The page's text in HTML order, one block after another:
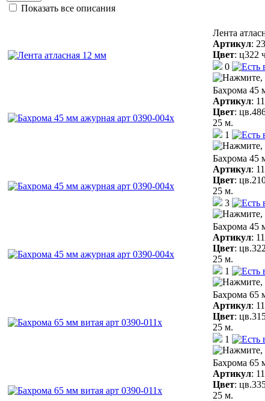
Показать все описания
Лента
Артикул:
Цвет: ц322
0
Бахрома 45
Артикул:
Цвет:
25 м.
1
Бахрома 45
Артикул:
Цвет:
25 м.
3
Бахрома 45
Артикул:
Цвет:
25 м.
1
Бахрома 65
Артикул:
Цвет:
25 м.
1
Бахрома 65
Артикул:
Цвет:
25 м.